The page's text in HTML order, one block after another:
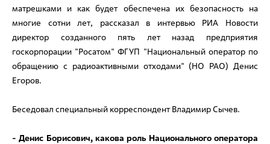
матрешками и как будет обеспечена их безопасность на
многие сотни лет, рассказал в интервью РИА Новости
директор созданного пять лет назад предприятия
госкорпорации "Росатом" ФГУП "Национальный оператор по
обращению с радиоактивными отходами" (НО РАО) Денис
Егоров.
Беседовал специальный корреспондент Владимир Сычев.
- Денис Борисович, какова роль Национального оператора